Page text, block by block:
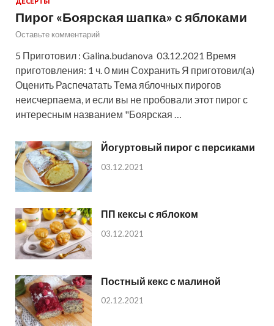
Пирог «Боярская шапка» с яблоками
Оставьте комментарий
5 Приготовил : Galina.budanova 03.12.2021 Время
приготовления: 1 ч. 0 мин Сохранить Я приготовил(а)
Оценить Распечатать Тема яблочных пирогов
неисчерпаема, и если вы не пробовали этот пирог с
интересным названием "Боярская …
Йогуртовый пирог с персиками
03.12.2021
ПП кексы с яблоком
03.12.2021
Постный кекс с малиной
02.12.2021